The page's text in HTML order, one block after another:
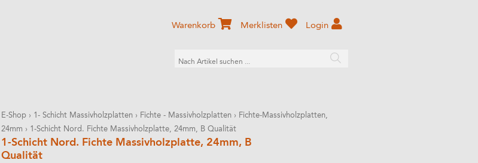
Warenkorb Merklisten Login
E-Shop › 1- Schicht Massivholzplatten › Fichte - Massivholzplatten › Fichte-Massivholzplatten,
24mm › 1-Schicht Nord. Fichte Massivholzplatte, 24mm, B Qualität
1-Schicht Nord. Fichte Massivholzplatte, 24mm, B
Qualität